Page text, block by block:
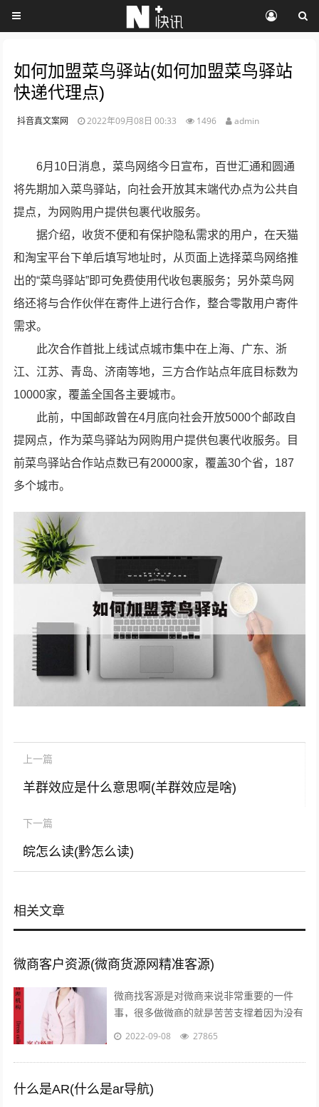
如何加盟菜鸟驿站(如何加盟菜鸟驿站
快递代理点)
抖音真文案网 2022年09月08日 00:33 1496 admin
6月10日消息，菜鸟网络今日宣布，百世汇通和圆通
将先期加入菜鸟驿站，向社会开放其末端代办点为公共自
提点，为网购用户提供包裹代收服务。
据介绍，收货不便和有保护隐私需求的用户，在天猫
和淘宝平台下单后填写地址时，从页面上选择菜鸟网络推
出的“菜鸟驿站”即可免费使用代收包裹服务；另外菜鸟网
络还将与合作伙伴在寄件上进行合作，整合零散用户寄件
需求。
此次合作首批上线试点城市集中在上海、广东、浙
江、江苏、青岛、济南等地，三方合作站点年底目标数为
10000家，覆盖全国各主要城市。
此前，中国邮政曾在4月底向社会开放5000个邮政自
提网点，作为菜鸟驿站为网购用户提供包裹代收服务。目
前菜鸟驿站合作站点数已有20000家，覆盖30个省，187
多个城市。
上一篇
羊群效应是什么意思啊(羊群效应是啥)
下一篇
皖怎么读(黔怎么读)
相关文章
微商客户资源(微商货源网精准客源)
微商找客源是对微商来说非常重要的一件
事，很多做微商的就是苦苦支撑着因为没有
客源，微商如何找客源一直是一个不衰的话
定...
2022-09-08 27865
什么是AR(什么是ar导航)